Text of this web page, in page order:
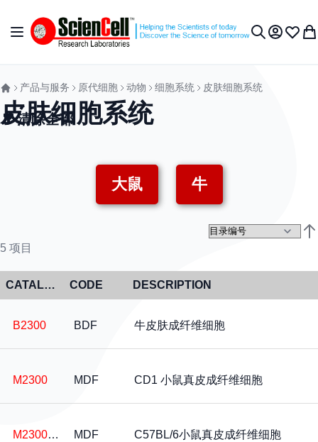
切换导航 我的账户
收藏夹
我
产品与服务 原代细胞 动物 细胞系统 皮肤细胞系统
清除全部
皮肤细胞系统
大鼠 牛
5 项目
CATALOG NO CODE DESCRIPTION
B2300 BDF 牛皮肤成纤维细胞
M2300 MDF CD1 小鼠真皮成纤维细胞
M2300-57 MDF C57BL/6小鼠真皮成纤维细胞